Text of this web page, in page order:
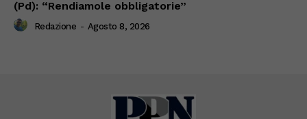
(Pd): “Rendiamole obbligatorie”
Redazione - Agosto 8, 2026